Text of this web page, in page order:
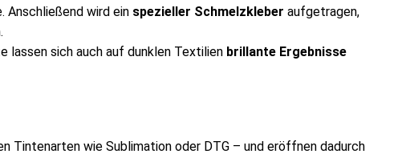
Anschließend wird ein spezieller Schmelzkleber aufgetragen,
lassen sich auch auf dunklen Textilien brillante Ergebnisse
Tintenarten wie Sublimation oder DTG – und eröffnen dadurch